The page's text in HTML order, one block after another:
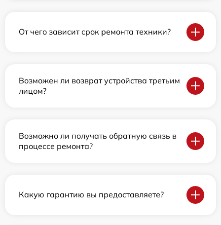
От чего зависит срок ремонта техники?
Возможен ли возврат устройства третьим
лицом?
Возможно ли получать обратную связь в
процессе ремонта?
Какую гарантию вы предоставляете?